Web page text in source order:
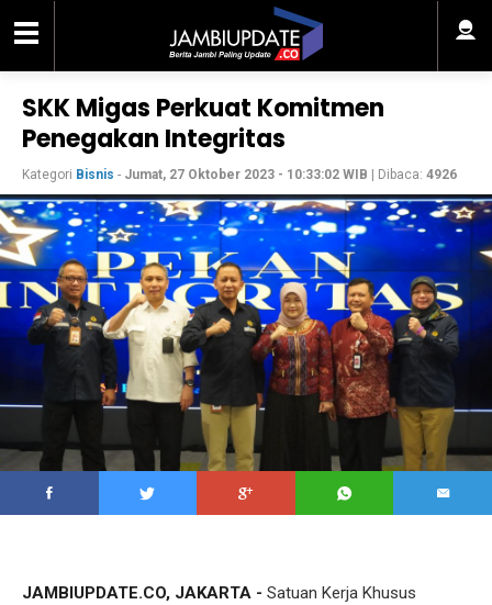
SKK Migas Perkuat Komitmen
Penegakan Integritas
Kategori Bisnis - Jumat, 27 Oktober 2023 - 10:33:02 WIB | Dibaca: 4926
JAMBIUPDATE.CO, JAKARTA - Satuan Kerja Khusus